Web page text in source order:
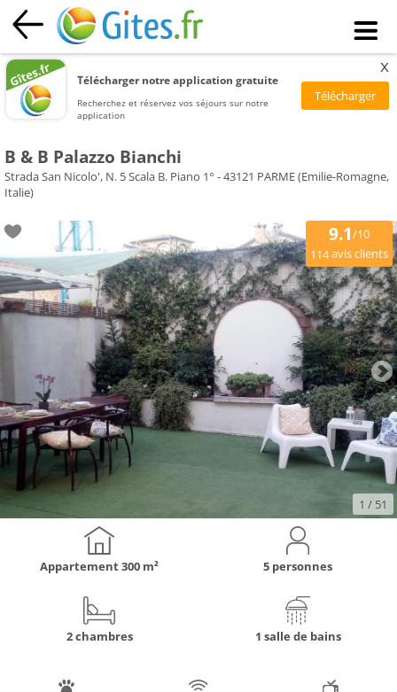
Télécharger notre application gratuite
Recherchez et réservez vos séjours sur notre
application
x
B & B Palazzo Bianchi
Strada San Nicolo', N. 5 Scala B. Piano 1° - 43121 PARME (Emilie-Romagne,
Italie)
9.1/10
114avis clients
1 / 51
Appartement300 m² 5 personnes
2 chambres 1 salle de bains